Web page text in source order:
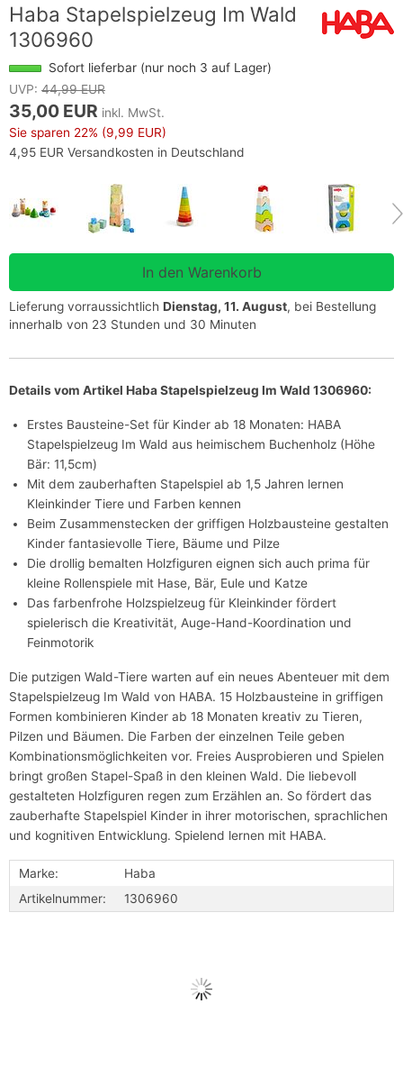
Haba Stapelspielzeug Im Wald
1306960
Sofort lieferbar (nur noch 3 auf Lager)
UVP: 44,99 EUR
35,00 EUR inkl. MwSt.
Sie sparen 22% (9,99 EUR)
4,95 EUR Versandkosten in Deutschland
Lieferung vorraussichtlich Dienstag, 11. August, bei Bestellung
innerhalb von 23 Stunden und 30 Minuten
Details vom Artikel Haba Stapelspielzeug Im Wald 1306960:
Erstes Bausteine-Set für Kinder ab 18 Monaten: HABA
Stapelspielzeug Im Wald aus heimischem Buchenholz (Höhe
Bär: 11,5cm)
Mit dem zauberhaften Stapelspiel ab 1,5 Jahren lernen
Kleinkinder Tiere und Farben kennen
Beim Zusammenstecken der griffigen Holzbausteine gestalten
Kinder fantasievolle Tiere, Bäume und Pilze
Die drollig bemalten Holzfiguren eignen sich auch prima für
kleine Rollenspiele mit Hase, Bär, Eule und Katze
Das farbenfrohe Holzspielzeug für Kleinkinder fördert
spielerisch die Kreativität, Auge-Hand-Koordination und
Feinmotorik
Die putzigen Wald-Tiere warten auf ein neues Abenteuer mit dem
Stapelspielzeug Im Wald von HABA. 15 Holzbausteine in griffigen
Formen kombinieren Kinder ab 18 Monaten kreativ zu Tieren,
Pilzen und Bäumen. Die Farben der einzelnen Teile geben
Kombinationsmöglichkeiten vor. Freies Ausprobieren und Spielen
bringt großen Stapel-Spaß in den kleinen Wald. Die liebevoll
gestalteten Holzfiguren regen zum Erzählen an. So fördert das
zauberhafte Stapelspiel Kinder in ihrer motorischen, sprachlichen
und kognitiven Entwicklung. Spielend lernen mit HABA.
Marke:
Haba
Artikelnummer:
1306960